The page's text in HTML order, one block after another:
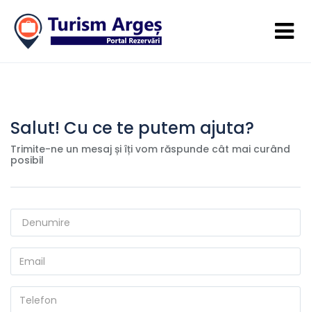
Salut! Cu ce te putem ajuta?
Trimite-ne un mesaj și îți vom răspunde cât mai curând
posibil